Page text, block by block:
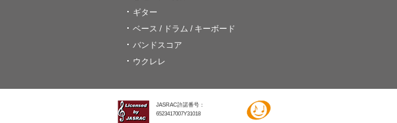
ギター
ベース / ドラム / キーボード
バンドスコア
ウクレレ
JASRAC許諾番号：
6523417007Y31018